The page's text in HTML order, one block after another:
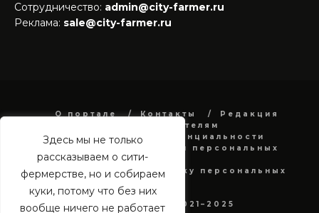
Здесь мы не только
рассказываем о сити-
фермерстве, но и собираем
куки, потому что без них
вообще ничего не работает
Сотрудничество: admin@city-farmer.ru
Реклама: sale@city-farmer.ru
О портале Контакты
Редакция
Рекламодателям
Политика конфиденциальности
в отношении обработки персональных
данных
Согласие на обработку персональных
данных
city-farmer.ru 2021–2025